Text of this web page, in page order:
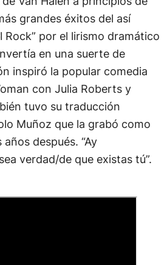
grandes éxitos del así
Rock” por el lirismo dramático
en una suerte de
inspiró la popular comedia
con Julia Roberts y
tuvo su traducción
Muñoz que la grabó como
años después. “Ay
verdad/de que existas tú”.